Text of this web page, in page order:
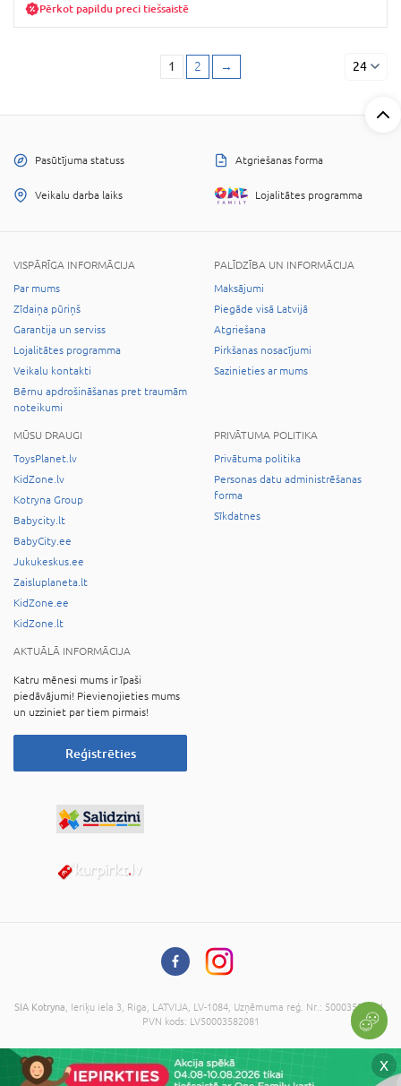
Pērkot papildu preci tiešsaistē
1 2 → 24
X
Pasūtījuma statuss Atgriešanas forma
Veikalu darba laiks Lojalitātes programma
VISPĀRĪGA INFORMĀCIJA
Par mums
Zīdaiņa pūriņš
Garantija un serviss
Lojalitātes programma
Veikalu kontakti
Bērnu apdrošināšanas pret traumām
noteikumi
PALĪDZĪBA UN INFORMĀCIJA
Maksājumi
Piegāde visā Latvijā
Atgriešana
Pirkšanas nosacījumi
Sazinieties ar mums
MŪSU DRAUGI
ToysPlanet.lv
KidZone.lv
Kotryna Group
Babycity.lt
BabyCity.ee
Jukukeskus.ee
Zaisluplaneta.lt
KidZone.ee
KidZone.lt
PRIVĀTUMA POLITIKA
Privātuma politika
Personas datu administrēšanas
forma
Sīkdatnes
AKTUĀLĀ INFORMĀCIJA
Katru mēnesi mums ir īpaši
piedāvājumi! Pievienojieties mums
un uzziniet par tiem pirmais!
Reģistrēties
SIA Kotryna , Ieriķu iela 3, Riga, LATVIJA, LV-1084, Uzņēmuma reģ. Nr.: 50003582081,
PVN kods: LV50003582081
© 2026 Visas tiesības aizsargātas. Kopēt informāciju bez administrācijas piekrišanas
ir aizliegts